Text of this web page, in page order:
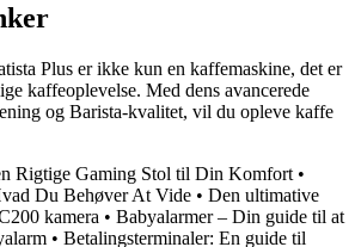
Plus er ikke kun en kaffemaskine, det er
kaffeoplevelse. Med dens avancerede
og Barista-kvalitet, vil du opleve kaffe
Rigtige Gaming Stol til Din Komfort •
Du Behøver At Vide • Den ultimative
kamera • Babyalarmer – Din guide til at
• Betalingsterminaler: En guide til